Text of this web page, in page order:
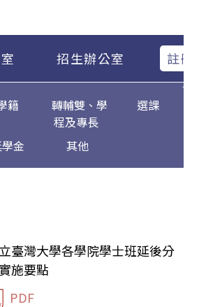
招生辦公室 註冊
籍
轉輔雙、學
程及專長
選課
金 其他
臺灣大學各學院學士班延後分
施要點
PDF